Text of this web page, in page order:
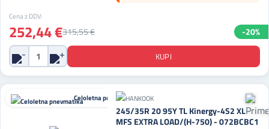
Cena z DDV:
252,44 €315,55 € -20%
Celoletna pnevmatika
245/35R 20 95Y TL Kinergy-4S2 XL
MFS EXTRA LOAD/(H-750) - 072BCBC1